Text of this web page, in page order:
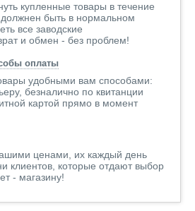
купленные товары в течение
быть в нормальном
все заводские
и обмен - без проблем!
оплаты
удобными вам способами:
безналично по квитанции
картой прямо в момент
ценами, их каждый день
клиентов, которые отдают выбор
- магазину!